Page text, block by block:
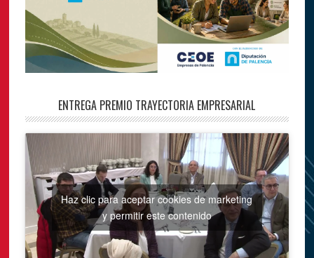
ENTREGA PREMIO TRAYECTORIA EMPRESARIAL
Haz clic para aceptar cookies de marketing
y permitir este contenido